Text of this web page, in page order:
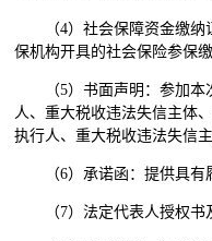
（4）社会保障资金缴
保机构开具的社会保险参保
（5）书面声明：参加
人、重大税收违法失信主体
执行人、重大税收违法失信
（6）承诺函：提供具
（7）法定代表人授权